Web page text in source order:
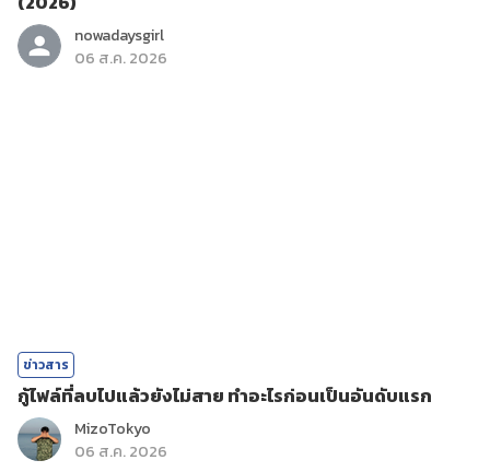
nowadaysgirl
06 ส.ค. 2026
ข่าวสาร
กู้ไฟล์ที่ลบไปแล้วยังไม่สาย ทำอะไรก่อนเป็นอันดับแรก
MizoTokyo
06 ส.ค. 2026